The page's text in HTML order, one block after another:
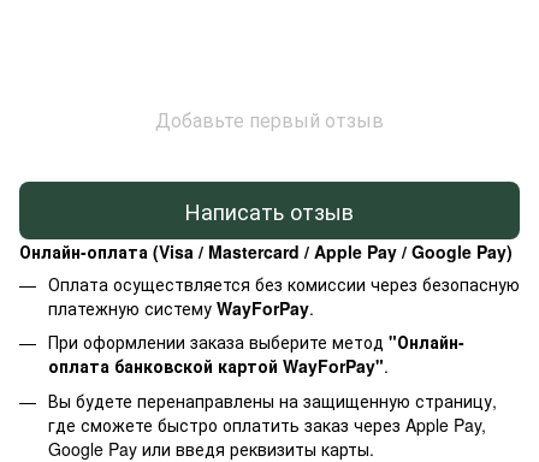
Добавьте первый отзыв
Написать отзыв
Онлайн-оплата (Visa / Mastercard / Apple Pay / Google Pay)
Оплата осуществляется без комиссии через безопасную
платежную систему WayForPay.
При оформлении заказа выберите метод "Онлайн-
оплата банковской картой WayForPay".
Вы будете перенаправлены на защищенную страницу,
где сможете быстро оплатить заказ через Apple Pay,
Google Pay или введя реквизиты карты.